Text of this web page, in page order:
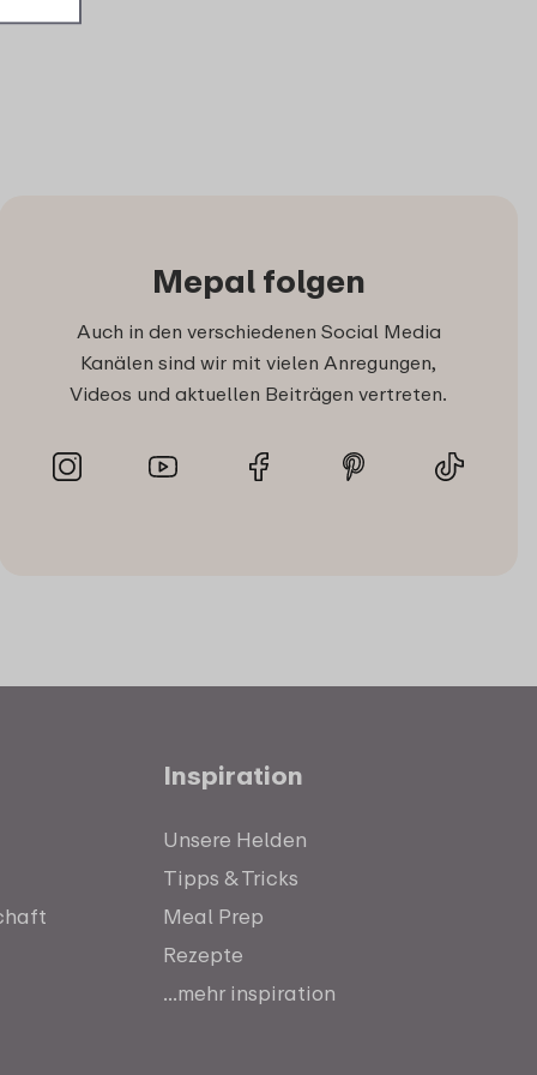
Mepal folgen
Auch in den verschiedenen Social Media
Kanälen sind wir mit vielen Anregungen,
Videos und aktuellen Beiträgen vertreten.
Inspiration
Unsere Helden
Tipps & Tricks
Meal Prep
Rezepte
...mehr inspiration